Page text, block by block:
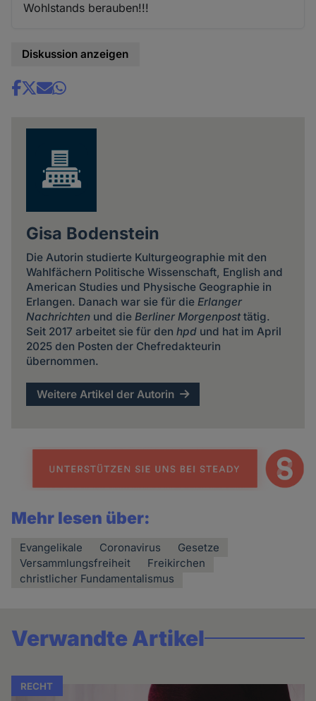
Wohlstands berauben!!!
Diskussion anzeigen
Share
Gisa Bodenstein
Die Autorin studierte Kulturgeographie mit den
Wahlfächern Politische Wissenschaft, English and
American Studies und Physische Geographie in
Erlangen. Danach war sie für die Erlanger
Nachrichtenund die Berliner Morgenposttätig.
Seit 2017 arbeitet sie für den hpdund hat im April
2025 den Posten der Chefredakteurin
übernommen.
Weitere Artikel der Autorin
Mehr lesen über:
Evangelikale Coronavirus
Gesetze
Versammlungsfreiheit
Freikirchen
christlicher Fundamentalismus
Verwandte Artikel
RECHT